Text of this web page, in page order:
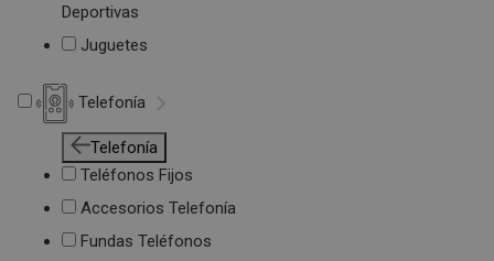
Deportivas
Juguetes
Telefonía
Telefonía
Teléfonos Fijos
Accesorios Telefonía
Fundas Teléfonos